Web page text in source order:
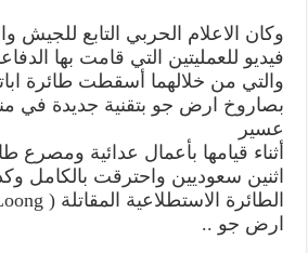
وكان الاعلام الحربي التابع للجيش
فيديو للعمليتين التي قامت بها
والتي من خلالهما أسقطت طائرة
بصاروخ ارض جو بتقنية جديدة في
عسير
أثناء قيامها بأعمال عدائية ومصرع
اثنين سعوديين واحترقت بالكامل
ارض جو ..